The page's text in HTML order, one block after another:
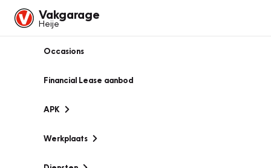
Vakgarage
Heije
Occasions
Financial Lease aanbod
APK
Werkplaats